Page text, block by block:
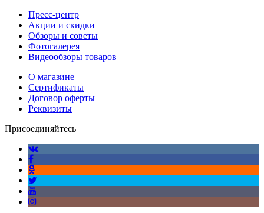
Пресс-центр
Акции и скидки
Обзоры и советы
Фотогалерея
Видеообзоры товаров
О магазине
Сертификаты
Договор оферты
Реквизиты
Присоединяйтесь